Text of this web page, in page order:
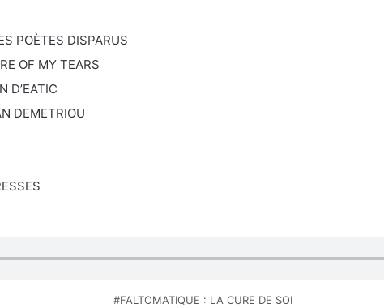
POÈTES DISPARUS
OF MY TEARS
D’EATIC
DEMETRIOU
#FALTOMATIQUE : LA CURE DE SOI